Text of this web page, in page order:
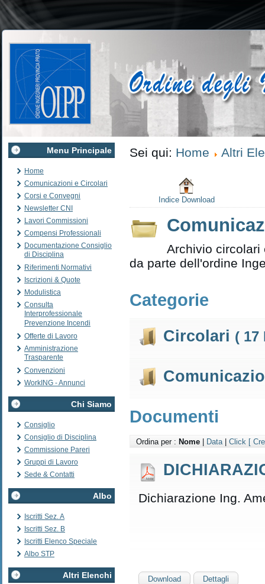
Menu Principale
Home
Comunicazioni e Circolari
Corsi e Convegni
Newsletter CNI
Lavori Commissioni
Compensi Professionali
Documentazione Consiglio
di Disciplina
Riferimenti Normativi
Iscrizioni & Quote
Modulistica
Consulta
Interprofessionale
Prevenzione Incendi
Offerte di Lavoro
Amministrazione
Trasparente
Convenzioni
WorkING - Annunci
Chi Siamo
Consiglio
Consiglio di Disciplina
Commissione Pareri
Gruppi di Lavoro
Sede & Contatti
Albo
Iscritti Sez. A
Iscritti Sez. B
Iscritti Elenco Speciale
Albo STP
Altri Elenchi
Sei qui: Home Altri
Indice Download
Archivio circolari
da parte dell'ordine
Categorie
Circolari ( 17
Documenti
Ordina per : Nome Data| Click [
Dichiarazione Ing.
Download Dettagli